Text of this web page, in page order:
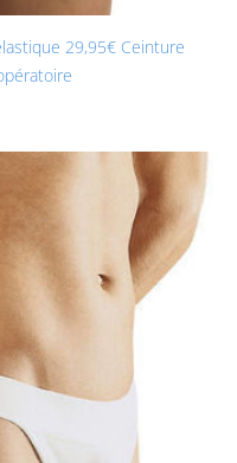
29,95€ Ceinture